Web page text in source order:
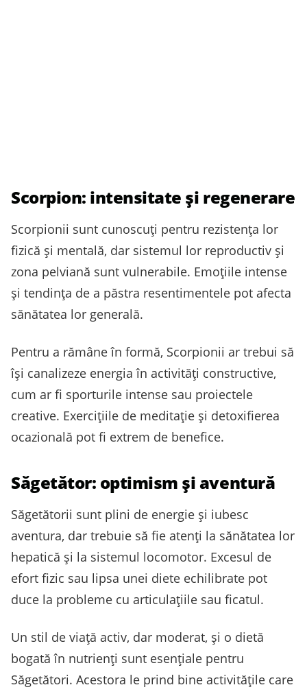
Scorpion: intensitate și regenerare
Scorpionii sunt cunoscuți pentru rezistența lor
fizică și mentală, dar sistemul lor reproductiv și
zona pelviană sunt vulnerabile. Emoțiile intense
și tendința de a păstra resentimentele pot afecta
sănătatea lor generală.
Pentru a rămâne în formă, Scorpionii ar trebui să
își canalizeze energia în activități constructive,
cum ar fi sporturile intense sau proiectele
creative. Exercițiile de meditație și detoxifierea
ocazională pot fi extrem de benefice.
Săgetător: optimism și aventură
Săgetătorii sunt plini de energie și iubesc
aventura, dar trebuie să fie atenți la sănătatea lor
hepatică și la sistemul locomotor. Excesul de
efort fizic sau lipsa unei diete echilibrate pot
duce la probleme cu articulațiile sau ficatul.
Un stil de viață activ, dar moderat, și o dietă
bogată în nutrienți sunt esențiale pentru
Săgetători. Acestora le prind bine activitățile care